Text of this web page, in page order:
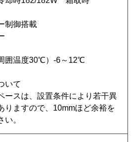
制御搭載
囲温度30℃）-6～12℃
いて
ースは、設置条件により若干異
りますので、10mmほど余裕を
い。